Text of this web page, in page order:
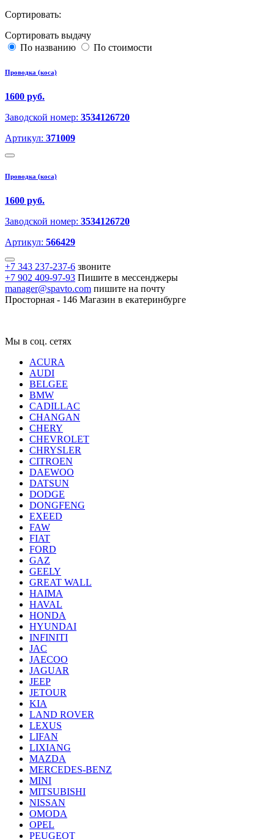
Сортировать:
Сортировать выдачу
По названию
По стоимости
Проводка (коса)
1600 руб.
Заводской номер: 3534126720
Артикул: 371009
Проводка (коса)
1600 руб.
Заводской номер: 3534126720
Артикул: 566429
+7 343 237-237-6 звоните
+7 902 409-97-93 Пишите в мессенджеры
manager@spavto.com пишите на почту
Просторная - 146 Магазин в екатеринбурге
Мы в соц. сетях
ACURA
AUDI
BELGEE
BMW
CADILLAC
CHANGAN
CHERY
CHEVROLET
CHRYSLER
CITROEN
DAEWOO
DATSUN
DODGE
DONGFENG
EXEED
FAW
FIAT
FORD
GAZ
GEELY
GREAT WALL
HAIMA
HAVAL
HONDA
HYUNDAI
INFINITI
JAC
JAECOO
JAGUAR
JEEP
JETOUR
KIA
LAND ROVER
LEXUS
LIFAN
LIXIANG
MAZDA
MERCEDES-BENZ
MINI
MITSUBISHI
NISSAN
OMODA
OPEL
PEUGEOT